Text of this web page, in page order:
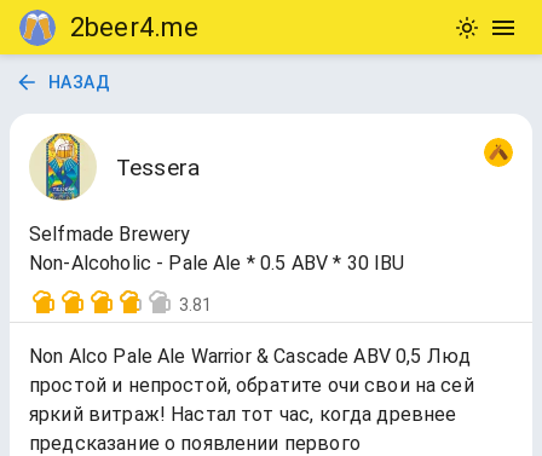
2beer4.me
НАЗАД
Tessera
Selfmade Brewery
Non-Alcoholic - Pale Ale * 0.5 ABV * 30 IBU
3.81
Non Alco Pale Ale Warrior & Cascade ABV 0,5 Люд
простой и непростой, обратите очи свои на сей
яркий витраж! Настал тот час, когда древнее
предсказание о появлении первого